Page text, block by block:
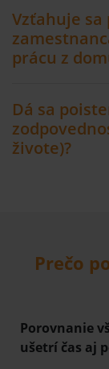
Vzťahuje
prácu z
Dá sa
živote)?
Prečo
Porovnanie
ušetrí čas aj